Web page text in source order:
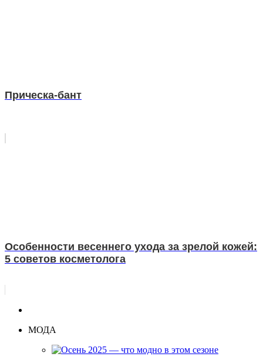
Прическа-бант
Особенности весеннего ухода за зрелой кожей:
5 советов косметолога
МОДА